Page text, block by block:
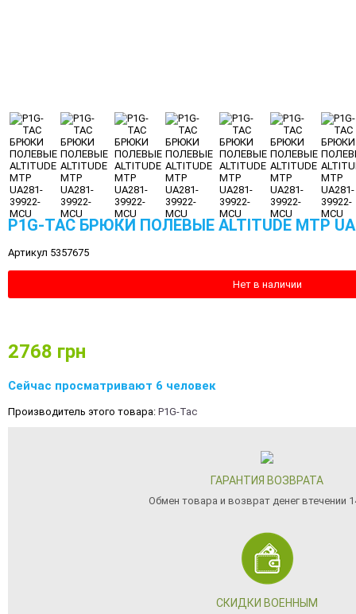
P1G-TAC БРЮКИ ПОЛЕВЫЕ ALTITUDE MTP
Артикул 5357675
Нет в наличии
2768 грн
Сейчас просматривают 6 человек
Производитель этого товара: P1G-Tac
ГАРАНТИЯ ВОЗВРАТА
Обмен товара и возврат денег втечении
СКИДКИ ВОЕННЫМ